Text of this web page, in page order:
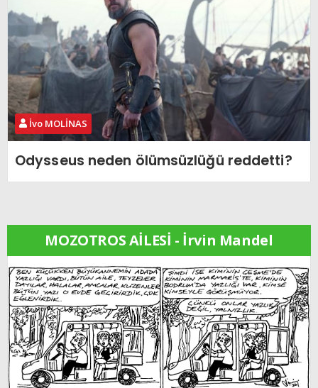
İvo MOLİNAS
Odysseus neden ölümsüzlüğü reddetti?
MOZOTROS AİLESİ - İrvin Mandel